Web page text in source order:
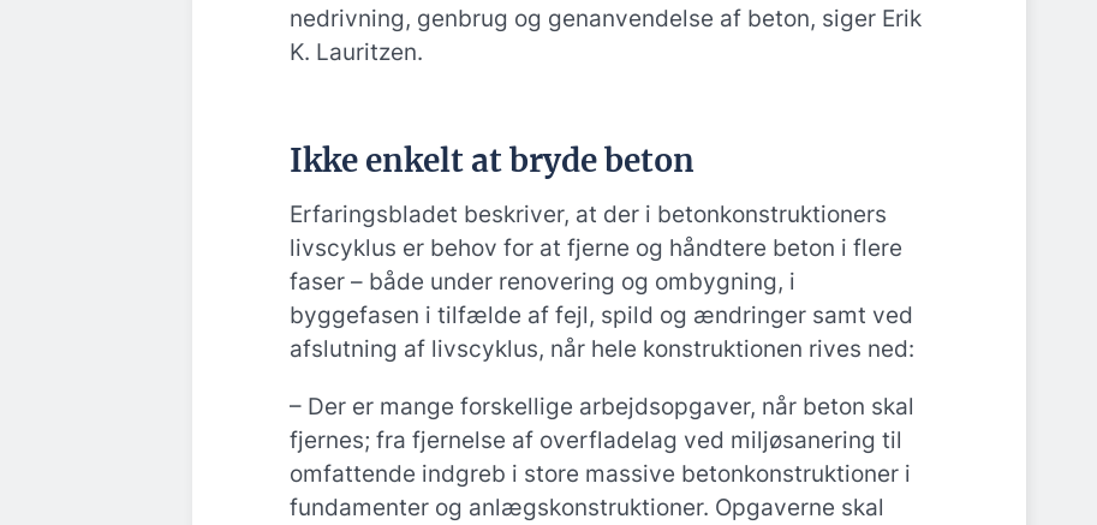
nedrivning, genbrug og genanvendelse af beton, siger Erik
K. Lauritzen.
Ikke enkelt at bryde beton
Erfaringsbladet beskriver, at der i betonkonstruktioners
livscyklus er behov for at fjerne og håndtere beton i flere
faser – både under renovering og ombygning, i
byggefasen i tilfælde af fejl, spild og ændringer samt ved
afslutning af livscyklus, når hele konstruktionen rives ned:
– Der er mange forskellige arbejdsopgaver, når beton skal
fjernes; fra fjernelse af overfladelag ved miljøsanering til
omfattende indgreb i store massive betonkonstruktioner i
fundamenter og anlægskonstruktioner. Opgaverne skal